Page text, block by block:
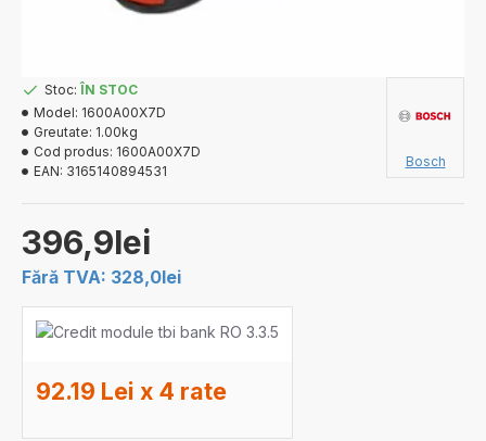
396,9lei
Fără TVA: 328,0lei
Stoc: ÎN STOC
Model: 1600A00X7D
Greutate: 1.00kg
Cod produs: 1600A00X7D
EAN: 3165140894531
Bosch
92.19 Lei x 4 rate